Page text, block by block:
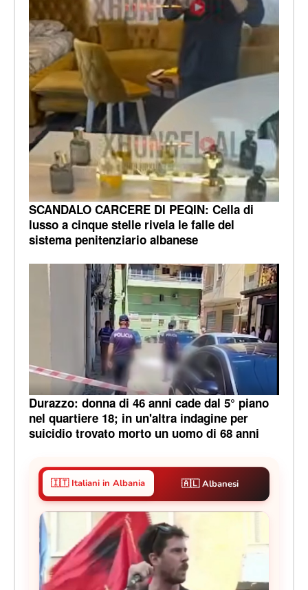
SCANDALO CARCERE DI PEQIN: Cella di
lusso a cinque stelle rivela le falle del
sistema penitenziario albanese
Durazzo: donna di 46 anni cade dal 5° piano
nel quartiere 18; in un'altra indagine per
suicidio trovato morto un uomo di 68 anni
🇮🇹 Italiani in Albania 🇦🇱 Albanesi